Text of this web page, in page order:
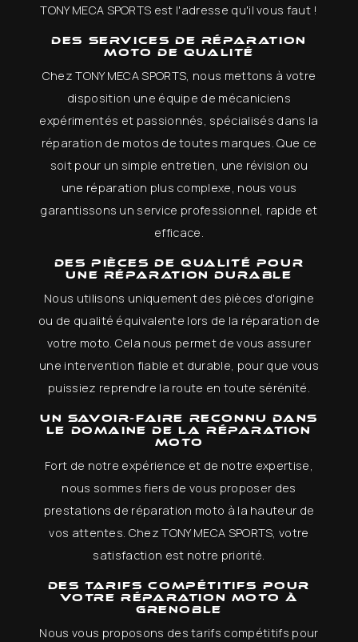
TONY MECA SPORTS est l'adresse qu'il vous faut !
Des services de réparation
moto de qualité
Chez TONY MECA SPORTS, nous mettons à votre
disposition une équipe de mécaniciens
expérimentés et passionnés, spécialisés dans la
réparation de motos de toutes marques. Que ce
soit pour un simple entretien, une révision ou
une réparation plus complexe, nous vous
garantissons un service professionnel, rapide et
efficace.
Des pièces de qualité pour
une réparation durable
Nous utilisons uniquement des pièces d'origine
ou de qualité équivalente lors de la réparation de
votre moto. Cela nous permet de vous assurer
une intervention fiable et durable, pour que vous
puissiez reprendre la route en toute sérénité.
Un savoir-faire reconnu dans
le domaine de la réparation
moto
Fort de notre expérience et de notre expertise,
nous sommes fiers de vous proposer des
prestations de réparation moto à la hauteur de
vos attentes. Chez TONY MECA SPORTS, votre
satisfaction est notre priorité.
Des tarifs compétitifs pour
votre réparation moto à
Grenoble
Nous vous proposons des tarifs compétitifs pour